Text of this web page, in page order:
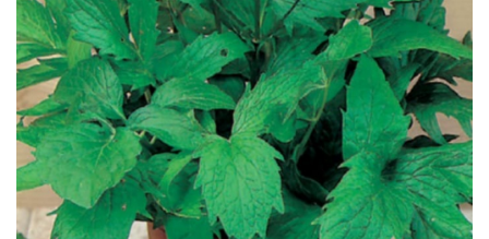
Diverse
Seminte legume
Pepene
Plante medicinale
Seminte ardei
Seminte broccoli
Seminte castraveti
Seminte ceapa